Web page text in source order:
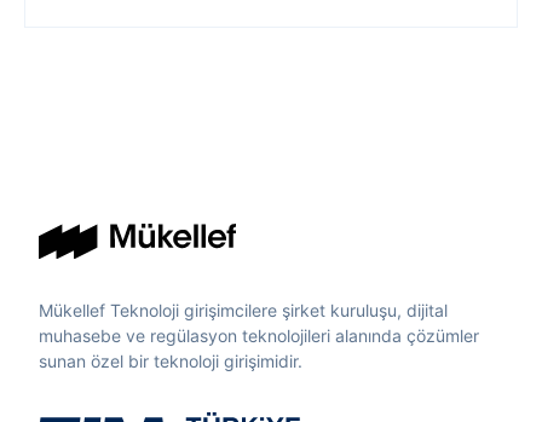
Mükellef Teknoloji girişimcilere şirket kuruluşu, dijital
muhasebe ve regülasyon teknolojileri alanında çözümler
sunan özel bir teknoloji girişimidir.